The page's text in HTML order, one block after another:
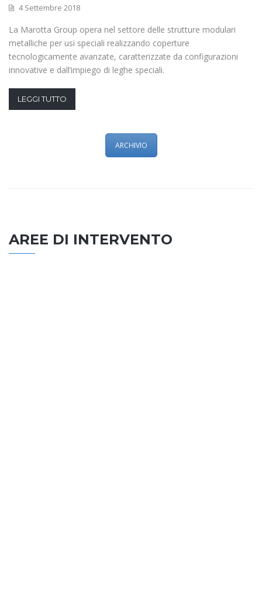
4 Settembre 2018
La Marotta Group opera nel settore delle strutture modulari
metalliche per usi speciali realizzando coperture
tecnologicamente avanzate, caratterizzate da configurazioni
innovative e dall’impiego di leghe speciali.
LEGGI TUTTO
ARCHIVIO
AREE DI INTERVENTO